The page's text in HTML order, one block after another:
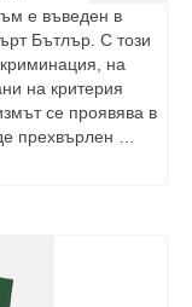
е въведен в
Бътлър. С този
на
на критерия
се проявява в
прехвърлен …